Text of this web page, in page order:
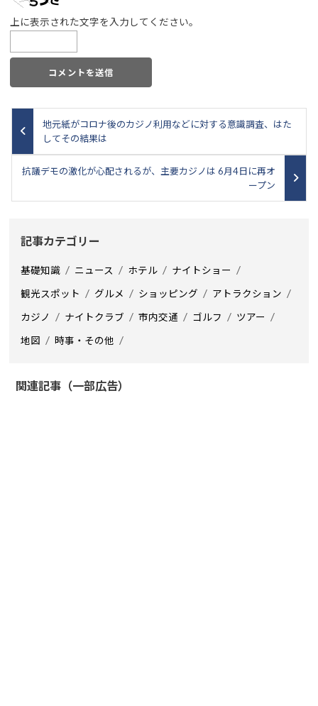
上に表示された文字を入力してください。
地元紙がコロナ後のカジノ利用などに対する意識調査、はた
してその結果は
抗議デモの激化が心配されるが、主要カジノは 6月4日に再オ
ープン
記事カテゴリー
基礎知識 ニュース ホテル ナイトショー
観光スポット グルメ ショッピング アトラクション
カジノ ナイトクラブ 市内交通 ゴルフ ツアー
地図 時事・その他
関連記事（一部広告）